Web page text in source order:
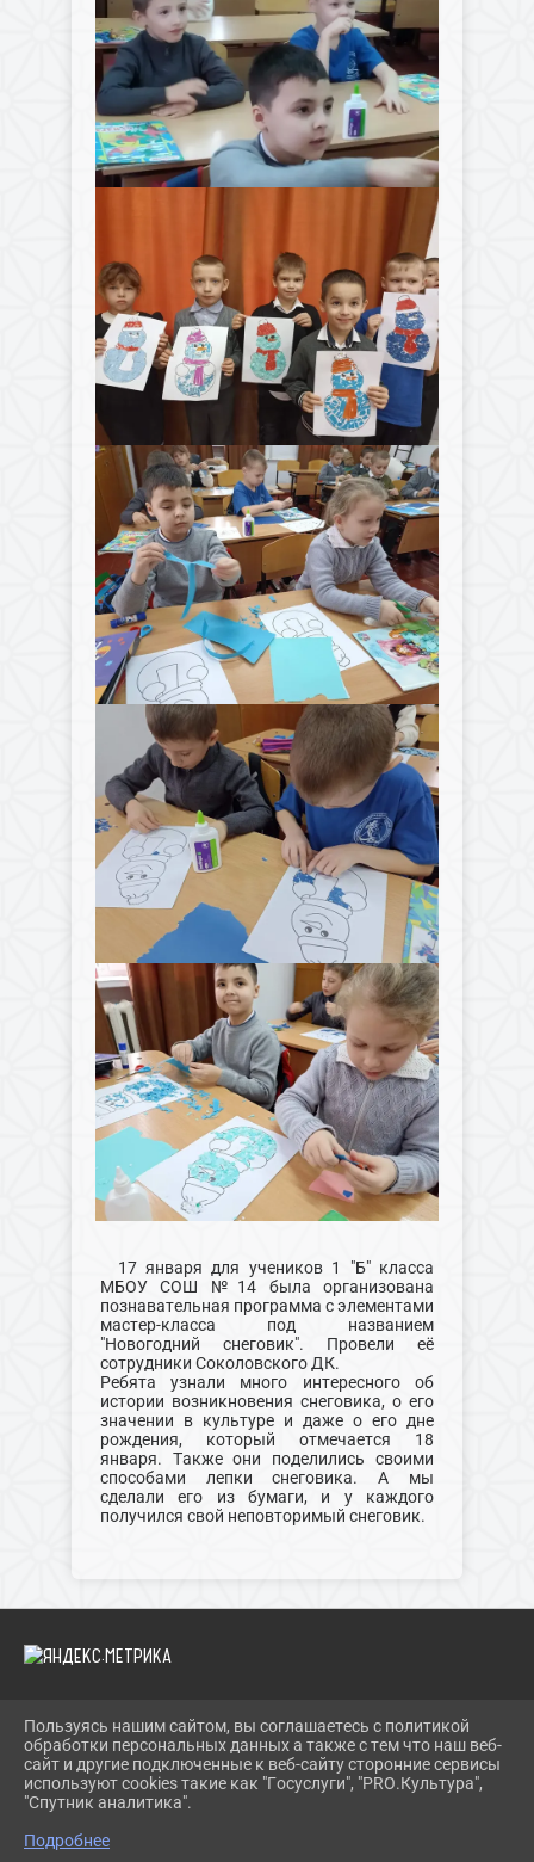
17 января для учеников 1 "Б" класса
МБОУ СОШ №14 была организована
познавательная программа с элементами
мастер-класса под названием
"Новогодний снеговик". Провели её
сотрудники Соколовского ДК.
Ребята узнали много интересного об
истории возникновения снеговика, о его
значении в культуре и даже о его дне
рождения, который отмечается 18
января. Также они поделились своими
способами лепки снеговика. А мы
сделали его из бумаги, и у каждого
получился свой неповторимый снеговик.
2026 Г. SCKS-SOKOL.GULKULT.RU
ВХОД
КАРТА САЙТА
ПОЛИТИКА ОБРАБОТКИ ПЕРСОНАЛЬНЫХ ДАННЫХ
СДЕЛАНО НА KUBCMS
Пользуясь нашим сайтом, вы соглашаетесь с политикой
обработки персональных данных а также с тем что наш веб-
сайт и другие подключенные к веб-сайту сторонние сервисы
используют cookies такие как "Госуслуги", "PRO.Культура",
"Спутник аналитика".
Подробнее